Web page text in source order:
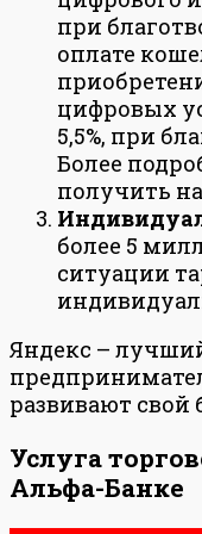
при
оплате
цифровых
5,5%, при
Более
получить
более 5
ситуации
Яндекс –
развивают свой
Услуга
Альфа-Банке